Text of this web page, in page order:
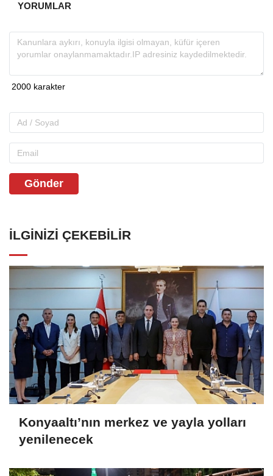
YORUMLAR
Gönder
İLGINIZI ÇEKEBILIR
Konyaaltı’nın merkez ve yayla yolları
yenilenecek